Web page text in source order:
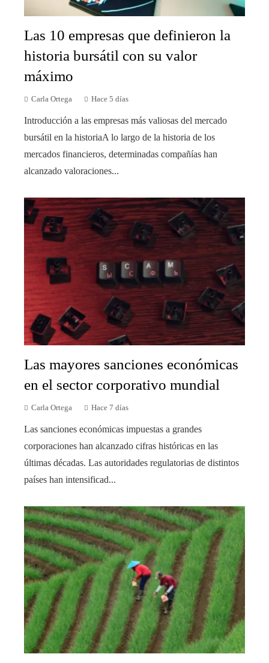
Las 10 empresas que definieron la
historia bursátil con su valor
máximo
Carla Ortega Hace 5 días
Introducción a las empresas más valiosas del mercado
bursátil en la historiaA lo largo de la historia de los
mercados financieros, determinadas compañías han
alcanzado valoraciones...
Las mayores sanciones económicas
en el sector corporativo mundial
Carla Ortega Hace 7 días
Las sanciones económicas impuestas a grandes
corporaciones han alcanzado cifras históricas en las
últimas décadas. Las autoridades regulatorias de distintos
países han intensificad...